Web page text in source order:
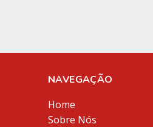
NAVEGAÇÃO
Home
Sobre Nós